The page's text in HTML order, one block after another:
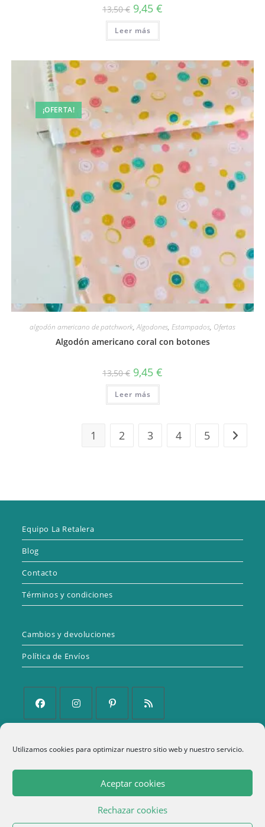
Utilizamos cookies para optimizar nuestro sitio web y nuestro servicio.
Aceptar cookies
Rechazar cookies
13,50€ El
precio
original
era:
13,50 €.
9,45 €
Leer más
¡OFERTA!
Vista rápida
algodón americano de patchwork,Algodones, Estampados, Ofertas
Algodón americano coral con botones
13,50€ El
precio
original
era:
13,50 €.
9,45 €
Leer más
1 2 3 4 5
Equipo La Retalera
Blog
Contacto
Términos y condiciones
Cambios y devoluciones
Política de Envíos
Se
una
Se
una
Se
en
una
nueva
Se
una
nueva
Política de Privacidad
Aviso Legal
Términos y condiciones